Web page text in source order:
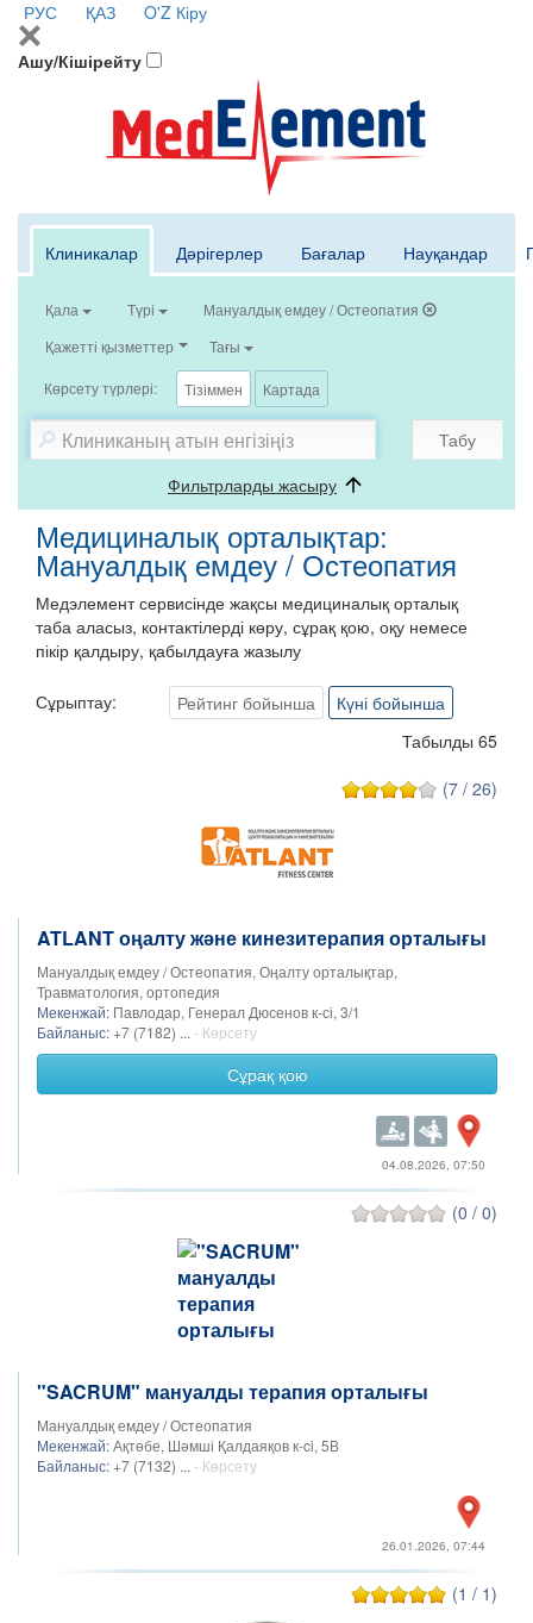
РУС ҚАЗ O'Z Кіру
Ашу/Кішірейту
Клиникалар Дәрігерлер Бағалар Науқандар
Қала Түрі
Мануалдық емдеу / Остеопатия
Қажетті қызметтер
Тағы
Көрсету түрлері: Тізіммен Картада
Табу
Фильтрларды жасыру
Медициналық орталықтар:
Мануалдық емдеу / Остеопатия
Медэлемент сервисінде жақсы медициналық орталық
таба аласыз, контактілерді көру, сұрақ қою, оқу немесе
пікір қалдыру, қабылдауға жазылу
Сұрыптау: Рейтинг бойынша
Күні бойынша
Табылды 65
(7 / 26)
ATLANT оңалту және кинезитерапия орталығы
Мануалдық емдеу / Остеопатия, Оңалту орталықтар,
Травматология, ортопедия
Мекенжай: Павлодар, Генерал Дюсенов к-сі, 3/1
Байланыс: +7 (7182) ... - Көрсету
Сұрақ қою
04.08.2026, 07:50
(0 / 0)
"SACRUM" мануалды терапия орталығы
Мануалдық емдеу / Остеопатия
Мекенжай:Ақтөбе, Шәмші Қалдаяқов к-ci, 5В
Байланыс: +7 (7132) ... - Көрсету
26.01.2026, 07:44
(1 / 1)